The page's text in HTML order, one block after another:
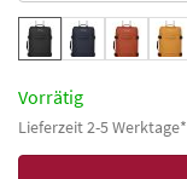
Vorrätig
Lieferzeit 2-5 Werktage*